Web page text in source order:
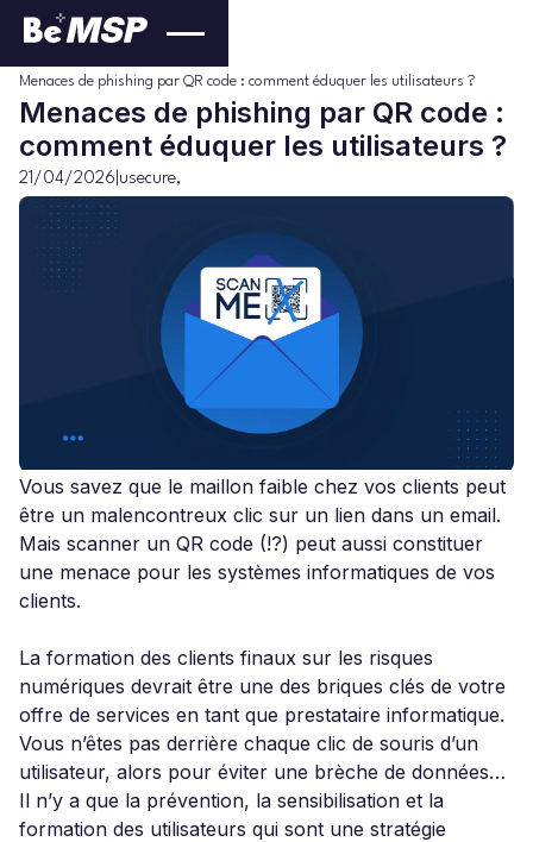
Menaces de phishing par QR code : comment éduquer les utilisateurs ?
Menaces de phishing par QR code :
comment éduquer les utilisateurs ?
21/04/2026 usecure,
Vous savez que le maillon faible chez vos clients peut
être un malencontreux clic sur un lien dans un email.
Mais scanner un QR code (!?) peut aussi constituer
une menace pour les systèmes informatiques de vos
clients.
La formation des clients finaux sur les risques
numériques devrait être une des briques clés de votre
offre de services en tant que prestataire informatique.
Vous n’êtes pas derrière chaque clic de souris d’un
utilisateur, alors pour éviter une brèche de données…
Il n’y a que la prévention, la sensibilisation et la
formation des utilisateurs qui sont une stratégie